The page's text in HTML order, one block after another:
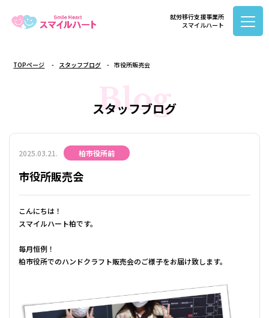
就労移行支援事業所
スマイルハート
TOPページ スタッフブログ 市役所販売会
スタッフブログ
Blog
2025.03.21. 柏市役所前
市役所販売会
こんにちは！
スマイルハート柏です。
毎月恒例！
柏市役所でのハンドクラフト販売会のご様子をお届け致します。